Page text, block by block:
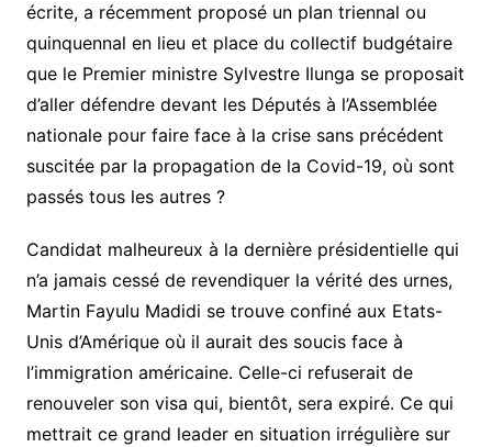
écrite, a récemment proposé un plan triennal ou
quinquennal en lieu et place du collectif budgétaire
que le Premier ministre Sylvestre Ilunga se proposait
d’aller défendre devant les Députés à l’Assemblée
nationale pour faire face à la crise sans précédent
suscitée par la propagation de la Covid-19, où sont
passés tous les autres ?
Candidat malheureux à la dernière présidentielle qui
n’a jamais cessé de revendiquer la vérité des urnes,
Martin Fayulu Madidi se trouve confiné aux Etats-
Unis d’Amérique où il aurait des soucis face à
l’immigration américaine. Celle-ci refuserait de
renouveler son visa qui, bientôt, sera expiré. Ce qui
mettrait ce grand leader en situation irrégulière sur